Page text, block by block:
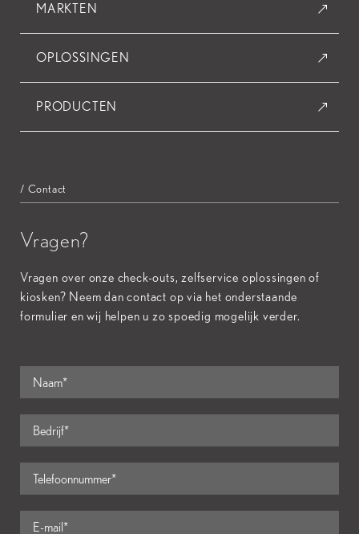
MARKTEN
OPLOSSINGEN
PRODUCTEN
/ Contact
Vragen?
Vragen over onze check-outs, zelfservice oplossingen of
kiosken? Neem dan contact op via het onderstaande
formulier en wij helpen u zo spoedig mogelijk verder.